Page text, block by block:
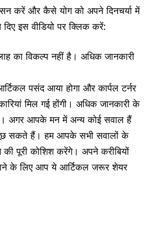
करें और कैसे योग को अपने दिनचर्या में
इस वीडियो पर क्लिक करें:
का विकल्प नहीं है। अधिक जानकारी
पसंद आया होगा और कार्पल टर्नर
मिल गई होंगी। अधिक जानकारी के
अगर आपके मन में अन्य कोई सवाल हैं
सकते हैं। हम आपके सभी सवालों के
पूरी कोशिश करेंगे। अपने करीबियों
के लिए आप ये आर्टिकल जरूर शेयर